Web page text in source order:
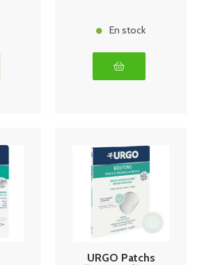
En stock
URGO Patchs